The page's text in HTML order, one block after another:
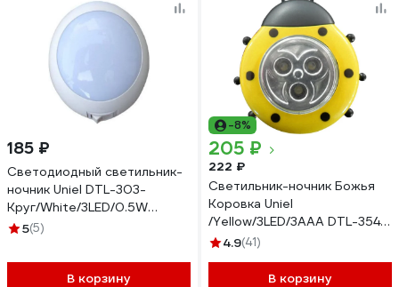
185 ₽
Светодиодный светильник-
ночник Uniel DTL-303-
Круг/White/3LED/0.5W
02742
5(5)
В корзину
-8%
205 ₽
222 ₽
Светильник-ночник Божья
Коровка Uniel
/Yellow/3LED/3AAA DTL-354
7718
4.9(41)
В корзину